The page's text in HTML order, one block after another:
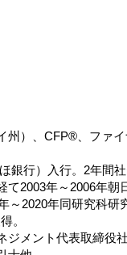
州）、CFP®、ファ
銀行）入行。2年間
2003年～2006年
2020年同研究科研
。
ジメント代表取締役